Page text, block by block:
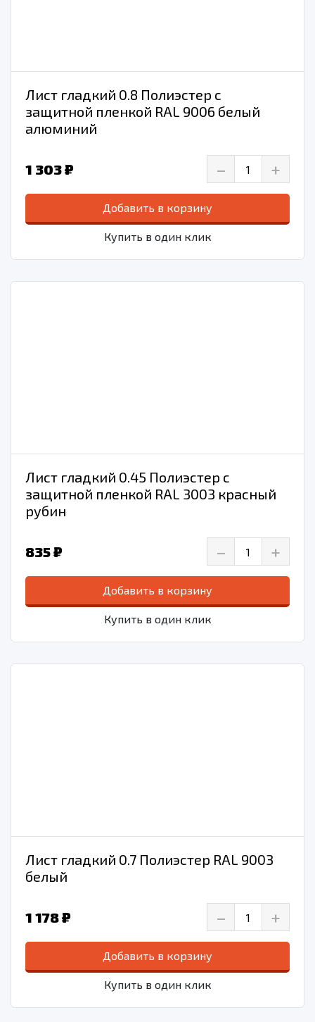
Лист гладкий 0.8 Полиэстер с
защитной пленкой RAL 9006 белый
алюминий
1 303 ₽ – +
Добавить в корзину
Купить в один клик
Лист гладкий 0.45 Полиэстер с
защитной пленкой RAL 3003 красный
рубин
835 ₽ – +
Добавить в корзину
Купить в один клик
Лист гладкий 0.7 Полиэстер RAL 9003
белый
1 178 ₽ – +
Добавить в корзину
Купить в один клик